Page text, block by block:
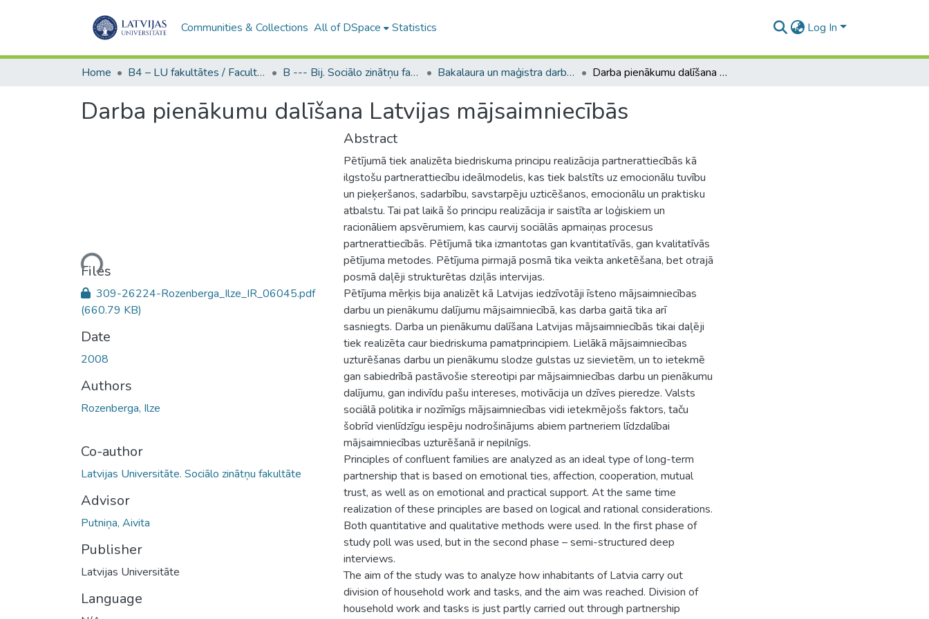
Communities & Collections All of DSpace Statistics Log In
Home B4 – LU fakultātes / Faculties of the UL B --- Bij. Sociālo zinātņu fakultātes noslēguma darbi / Faculty of Social Sciences - Graduate works Bakalaura un maģistra darbi (SZF) / Bachelor's and Master's theses Darba pienākumu dalīšana Latvijas mājsaimniecībās
Darba pienākumu dalīšana Latvijas mājsaimniecībās
Loading...
Files
309-26224-Rozenberga_Ilze_IR_06045.pdf
(660.79 KB)
Date
2008
Authors
Rozenberga, Ilze
Co-author
Latvijas Universitāte. Sociālo zinātņu fakultāte
Advisor
Putniņa, Aivita
Publisher
Latvijas Universitāte
Language
Abstract
Pētījumā tiek analizēta biedriskuma principu realizācija partnerattiecībās kā
ilgstošu partnerattiecību ideālmodelis, kas tiek balstīts uz emocionālu tuvību
un pieķeršanos, sadarbību, savstarpēju uzticēšanos, emocionālu un praktisku
atbalstu. Tai pat laikā šo principu realizācija ir saistīta ar loģiskiem un
racionāliem apsvērumiem, kas caurvij sociālās apmaiņas procesus
partnerattiecībās. Pētījumā tika izmantotas gan kvantitatīvās, gan kvalitatīvās
pētījuma metodes. Pētījuma pirmajā posmā tika veikta anketēšana, bet otrajā
posmā daļēji strukturētas dziļās intervijas.
Pētījuma mērķis bija analizēt kā Latvijas iedzīvotāji īsteno mājsaimniecības
darbu un pienākumu dalījumu mājsaimniecībā, kas darba gaitā tika arī
sasniegts. Darba un pienākumu dalīšana Latvijas mājsaimniecībās tikai daļēji
tiek realizēta caur biedriskuma pamatprincipiem. Lielākā mājsaimniecības
uzturēšanas darbu un pienākumu slodze gulstas uz sievietēm, un to ietekmē
gan sabiedrībā pastāvošie stereotipi par mājsaimniecības darbu un pienākumu
dalījumu, gan indivīdu pašu intereses, motivācija un dzīves pieredze. Valsts
sociālā politika ir nozīmīgs mājsaimniecības vidi ietekmējošs faktors, taču
šobrīd vienlīdzīgu iespēju nodrošinājums abiem partneriem līdzdalībai
mājsaimniecības uzturēšanā ir nepilnīgs.
Principles of confluent families are analyzed as an ideal type of long-term
partnership that is based on emotional ties, affection, cooperation, mutual
trust, as well as on emotional and practical support. At the same time
realization of these principles are based on logical and rational considerations.
Both quantitative and qualitative methods were used. In the first phase of
study poll was used, but in the second phase – semi-structured deep
interviews.
The aim of the study was to analyze how inhabitants of Latvia carry out
division of household work and tasks, and the aim was reached. Division of
household work and tasks is just partly carried out through partnership